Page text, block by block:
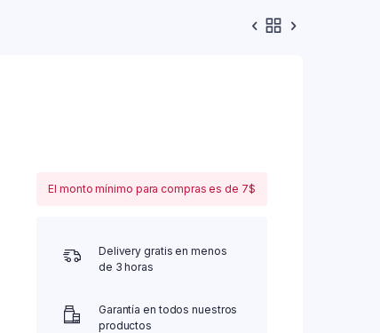
El monto mínimo para compras es de 7$
Delivery gratis en menos
de 3 horas
Garantía en todos nuestros
productos